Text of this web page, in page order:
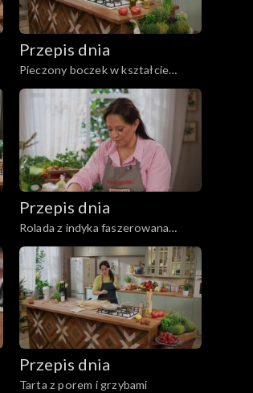
Przepis dnia
Pieczony boczek w kształcie
rolady
Przepis dnia
Rolada z indyka faszerowana
grzybami, z kaszą i marchewką
Przepis dnia
Tarta z porem i grzybami